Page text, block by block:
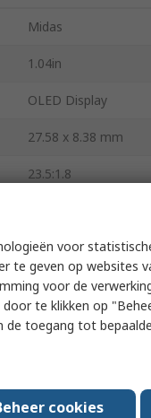
Midas
1.04in
OLED Display
27.58 x 8.38 mm
23.5:1.8
128 x 32 pixel
SPI
10000:1
1.80mm
voor
te geven op websites
voor de
te klikken op
de toegang tot
cookies